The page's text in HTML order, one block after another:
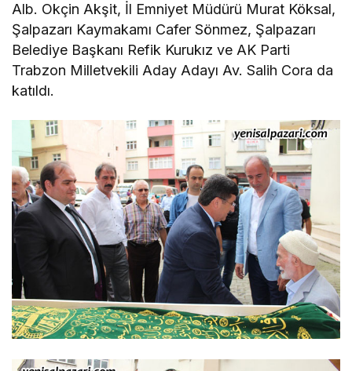
Alb. Okçin Akşit, İl Emniyet Müdürü Murat Köksal,
Şalpazarı Kaymakamı Cafer Sönmez, Şalpazarı
Belediye Başkanı Refik Kurukız ve AK Parti
Trabzon Milletvekili Aday Adayı Av. Salih Cora da
katıldı.